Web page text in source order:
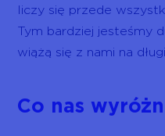
liczy się przede
Tym bardziej jesteśmy
wiążą się z nami na
Co nas